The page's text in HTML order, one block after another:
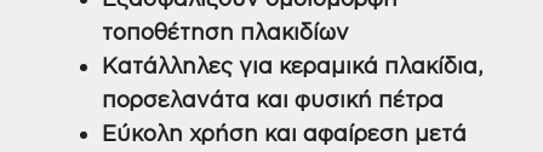
τοποθέτηση πλακιδίων
Κατάλληλες για κεραμικά πλακίδια,
πορσελανάτα και φυσική πέτρα
Εύκολη χρήση και αφαίρεση μετά